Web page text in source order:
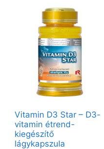
Vitamin D3 Star – D3-
vitamin étrend-
kiegészítő
lágykapszula